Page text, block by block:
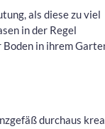
als diese zu viel
in der Regel
Boden in ihrem
durchaus